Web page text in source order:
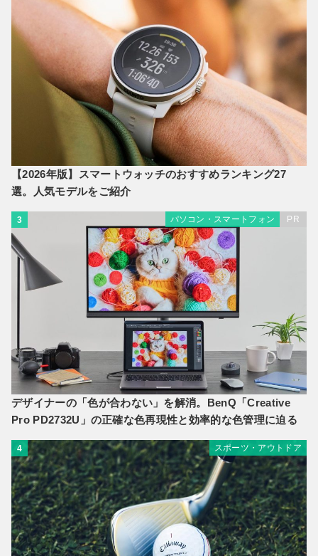
【2026年版】スマートウォッチのおすすめランキング27
選。人気モデルをご紹介
3 パソコン・スマートフォン PR
デザイナーの「色が合わない」を解消。BenQ「Creative
Pro PD2732U」の正確な色再現性と効率的な色管理に迫る
4 スポーツ・アウトドア